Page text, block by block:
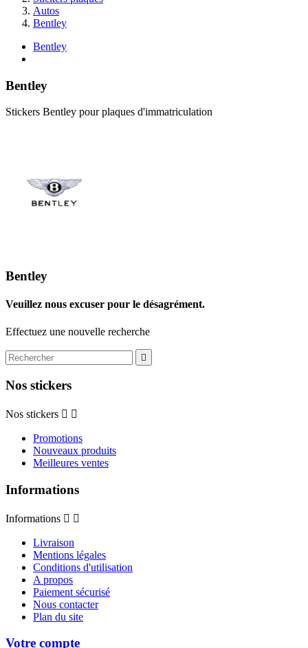
Autos
Bentley
Bentley
Bentley
Stickers Bentley pour plaques d'immatriculation
Bentley
Veuillez nous excuser pour le désagrément.
Effectuez une nouvelle recherche

Nos stickers
Nos stickers  
Promotions
Nouveaux produits
Meilleures ventes
Informations
Informations  
Livraison
Mentions légales
Conditions d'utilisation
A propos
Paiement sécurisé
Nous contacter
Plan du site
Votre compte